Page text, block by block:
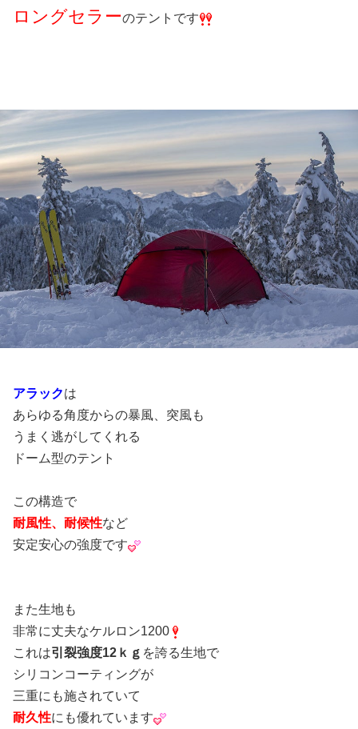
ロングセラーのテントです
アラックは
あらゆる角度からの暴風、突風も
うまく逃がしてくれる
ドーム型のテント
この構造で
耐風性、耐候性など
安定安心の強度です
また生地も
非常に丈夫なケルロン1200
これは引裂強度12ｋｇ を誇る生地で
シリコンコーティングが
三重にも施されていて
耐久性にも優れています